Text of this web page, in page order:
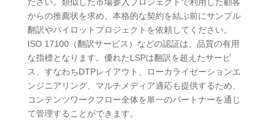
からの推薦状を求め、本格的な契約を結ぶ前にサンプル
翻訳やパイロットプロジェクトを依頼してください。
ISO 17100（翻訳サービス）などの認証は、品質の有用
な指標となります。優れたLSPは翻訳を超えたサービ
ス、すなわちDTPレイアウト、ローカライゼーションエ
ンジニアリング、マルチメディア適応も提供するため、
コンテンツワークフロー全体を単一のパートナーを通じ
て管理することができます。